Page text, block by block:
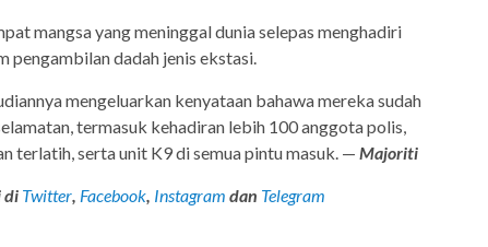
mangsa yang meninggal dunia selepas menghadiri
dadah jenis ekstasi.
mengeluarkan kenyataan bahawa mereka sudah
termasuk kehadiran lebih 100 anggota polis,
terlatih, serta unit K9 di semua pintu masuk. — Majoriti
di Twitter Facebook Instagram dan Telegram